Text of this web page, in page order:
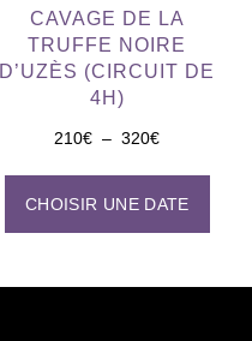
CAVAGE DE LA
TRUFFE NOIRE
D’UZÈS (CIRCUIT DE
4H)
210€ – 320€
CHOISIR UNE DATE